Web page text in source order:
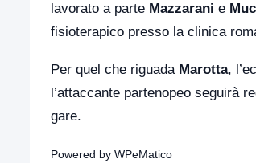
lavorato a parte Mazzarani e
fisioterapico presso la clinica
Per quel che riguada Marotta,
l’attaccante partenopeo seguirà
gare.
Powered by WPeMatico